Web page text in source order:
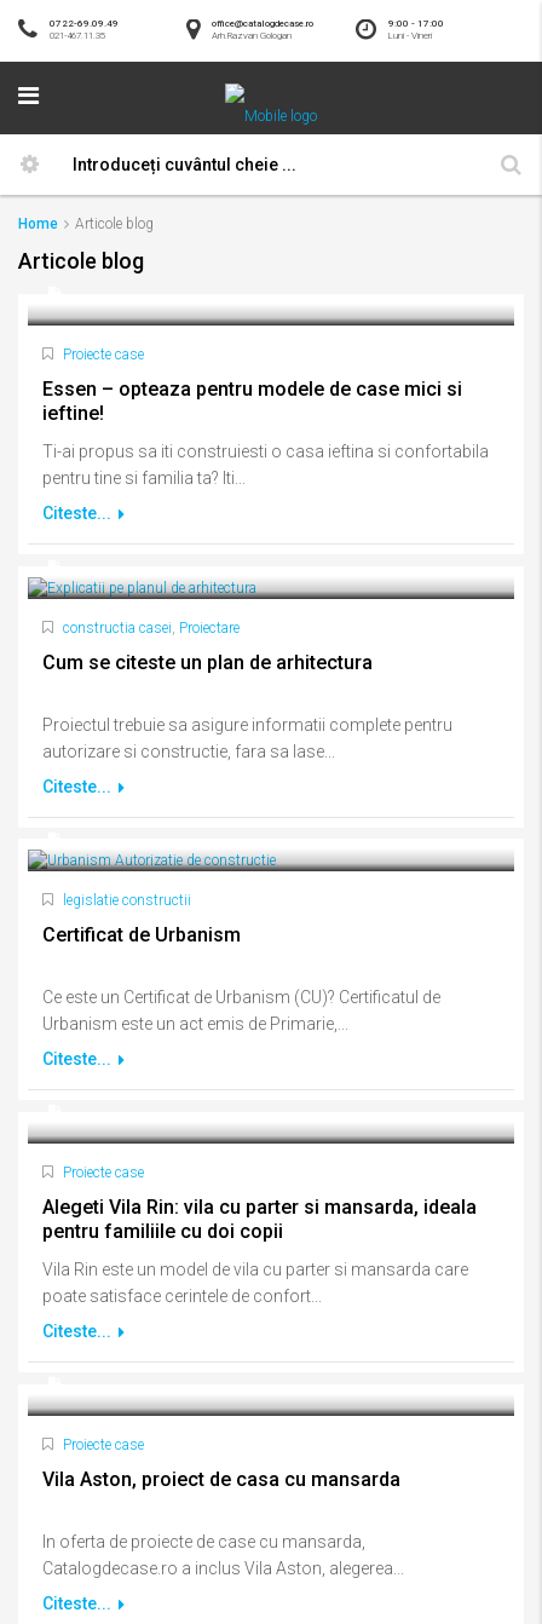
9:00 - 17:00
Luni - Vineri
office@catalogdecase.ro
Arh.Razvan Gologan
0722-69.09.49
021-467.11.35
Home Articole blog
Articole blog
Proiecte case
Essen – opteaza pentru modele de case mici si
ieftine!
Ti-ai propus sa iti construiesti o casa ieftina si confortabila
pentru tine si familia ta? Iti...
Citeste...
constructia casei, Proiectare
Cum se citeste un plan de arhitectura
Proiectul trebuie sa asigure informatii complete pentru
autorizare si constructie, fara sa lase...
Citeste...
legislatie constructii
Certificat de Urbanism
Ce este un Certificat de Urbanism (CU)? Certificatul de
Urbanism este un act emis de Primarie,...
Citeste...
Proiecte case
Alegeti Vila Rin: vila cu parter si mansarda, ideala
pentru familiile cu doi copii
Vila Rin este un model de vila cu parter si mansarda care
poate satisface cerintele de confort...
Citeste...
Proiecte case
Vila Aston, proiect de casa cu mansarda
In oferta de proiecte de case cu mansarda,
Catalogdecase.ro a inclus Vila Aston, alegerea...
Citeste...